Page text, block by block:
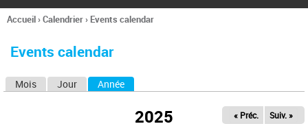
l
h
e
Vous
ici
Accueil›Calendrier› Events calendar
Events calendar
Mois Jour Année
2025 « Préc. Suiv. »